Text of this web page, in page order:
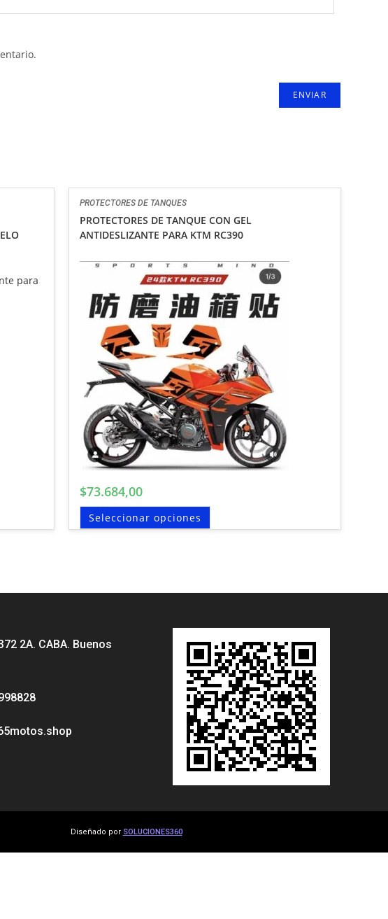
PROTECTORES DE TANQUES
PROTECTORES DE TANQUE CON GEL
ANTIDESLIZANTE PARA KTM RC390
$73.684,00
Seleccionar opciones
2A. CABA. Buenos
Diseñado por SOLUCIONES360